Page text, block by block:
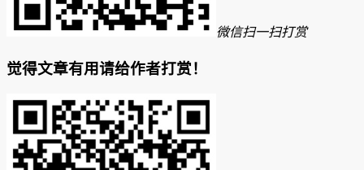
微信扫一扫打赏
觉得文章有用请给作者打赏！